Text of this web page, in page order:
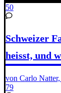
50
Schweizer
heisst, und
von Carlo
79